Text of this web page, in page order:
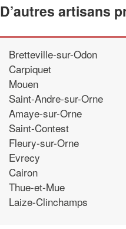
D’autres artisans
Bretteville-sur-Odon
Carpiquet
Mouen
Saint-Andre-sur-Orne
Amaye-sur-Orne
Saint-Contest
Fleury-sur-Orne
Evrecy
Cairon
Thue-et-Mue
Laize-Clinchamps